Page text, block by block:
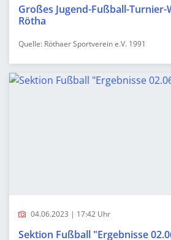
Großes Jugend-Fußball-Turnier-
Rötha
Quelle: Röthaer Sportverein e.V. 1991
04.06.2023 | 17:42 Uhr
Sektion Fußball "Ergebnisse